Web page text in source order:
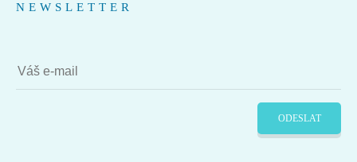
NEWSLETTER
ODESLAT